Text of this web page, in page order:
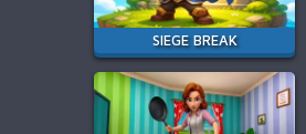
SIEGE BREAK